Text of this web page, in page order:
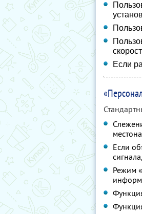
Если
Если
Режим